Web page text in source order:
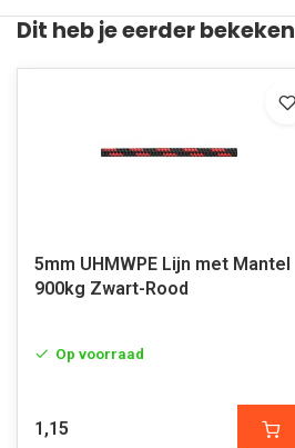
Dit heb je eerder bekeken
5mm UHMWPE Lijn met Mantel
900kg Zwart-Rood
Op voorraad
1,15